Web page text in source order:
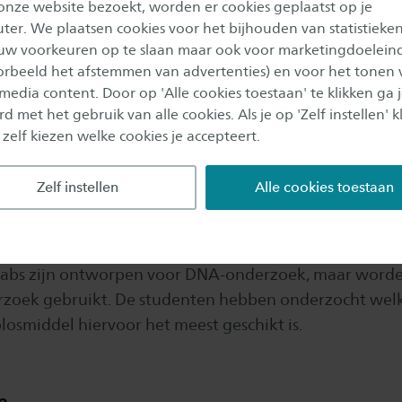
website bezoekt, worden er cookies geplaatst op je
We plaatsen cookies voor het bijhouden van
voorkeuren op te slaan maar ook voor
het afstemmen van advertenties) en voor het tonen
content. Door op 'Alle cookies toestaan' te klikken ga
met het gebruik van alle cookies. Als je op 'Zelf instellen'
kiezen welke cookies je accepteert.
Zelf instellen Alle cookies toestaan
maar ook vertrouwen, eigenaarschap en trots."
‘Local Pulse, Global Waves’
Saxion zijn in de prijzen gevallen. Met hun poster
studenten Julie van der Wal, Lisanne Freriks, Isa
Raisa Borgelink en Lisa Huitink de tweede prijs
Innovation’.
Onderzoek hebben tijdens hun onderzoek
Forensisch Instituut gekeken naar verschillende
zijn ontworpen voor DNA-onderzoek, maar
gebruikt. De studenten hebben onderzocht
hiervoor het meest geschikt is.